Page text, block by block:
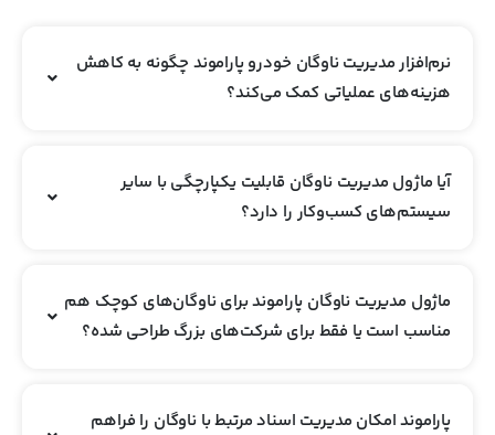
نرم‌افزار مدیریت ناوگان خودرو پاراموند چگونه به کاهش
هزینه‌های عملیاتی کمک می‌کند؟
آیا ماژول مدیریت ناوگان قابلیت یکپارچگی با سایر
سیستم‌های کسب‌وکار را دارد؟
ماژول مدیریت ناوگان پاراموند برای ناوگان‌های کوچک هم
مناسب است یا فقط برای شرکت‌های بزرگ طراحی شده؟
پاراموند امکان مدیریت اسناد مرتبط با ناوگان را فراهم